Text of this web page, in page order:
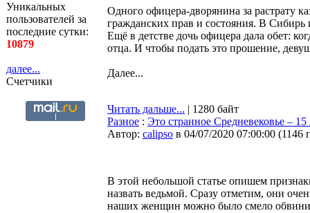
Уникальных
пользователей за
последние сутки:
10879
далее...
Счетчики
Одного офицера-дворянина за растрату
гражданских прав и состояния. В Сибирь
Ещё в детстве дочь офицера дала обет:
отца. И чтобы подать это прошение,
Далее...
Читать дальше... | 1280 байт
Разное : Это странное Средневековье –
Автор: calipso в 04/07/2020 07:00:00 (1146
В этой небольшой статье опишем
назвать ведьмой. Сразу отметим, они
наших женщин можно было смело